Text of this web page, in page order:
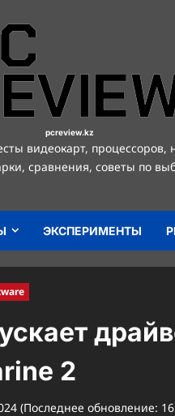
pcreview.kz
видеокарт, процессоров,
сравнения, советы по
ЭКСПЕРИМЕНТЫ
2
(Последнее обновление: